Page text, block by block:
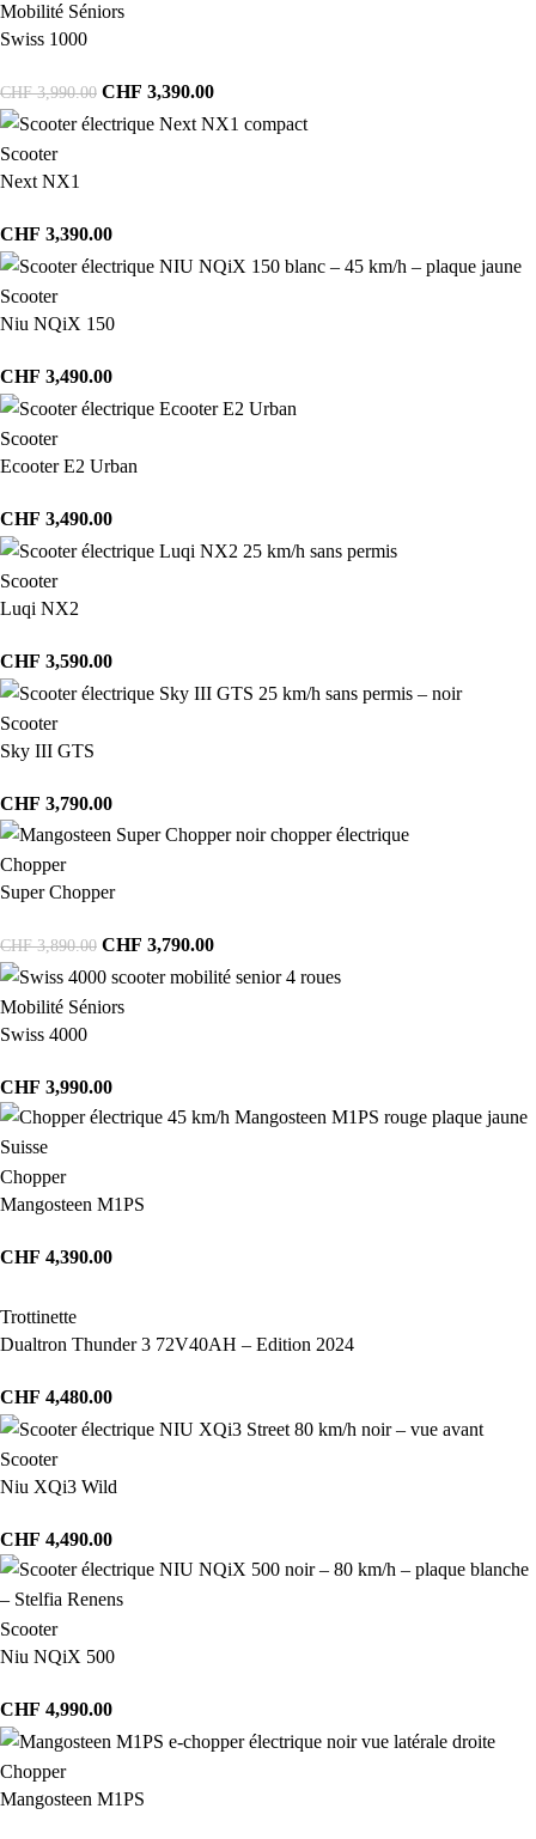
Mobilité Séniors
Swiss 1000
CHF3,990.00 CHF 3,390.00
Scooter
Next NX1
CHF 3,390.00
Scooter
Niu NQiX 150
CHF 3,490.00
Scooter
Ecooter E2 Urban
CHF 3,490.00
Scooter
Luqi NX2
CHF 3,590.00
Scooter
Sky III GTS
CHF 3,790.00
Chopper
Super Chopper
CHF3,890.00 CHF 3,790.00
Mobilité Séniors
Swiss 4000
CHF 3,990.00
Chopper
Mangosteen M1PS
CHF 4,390.00
Trottinette
Dualtron Thunder 3 72V40AH – Edition 2024
CHF 4,480.00
Scooter
Niu XQi3 Wild
CHF 4,490.00
Scooter
Niu NQiX 500
CHF 4,990.00
Chopper
Mangosteen M1PS